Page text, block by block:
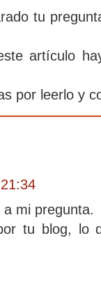
tu
artículo
por leerlo y
mi pregunta.
tu blog, lo